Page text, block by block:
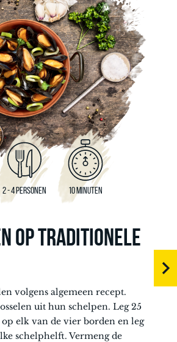
2 - 4 PERSONEN 10 MINUTEN
OP TRADITIONELE
volgens algemeen recept.
uit hun schelpen. Leg 25
elk van de vier borden en leg
schelphelft. Vermeng de